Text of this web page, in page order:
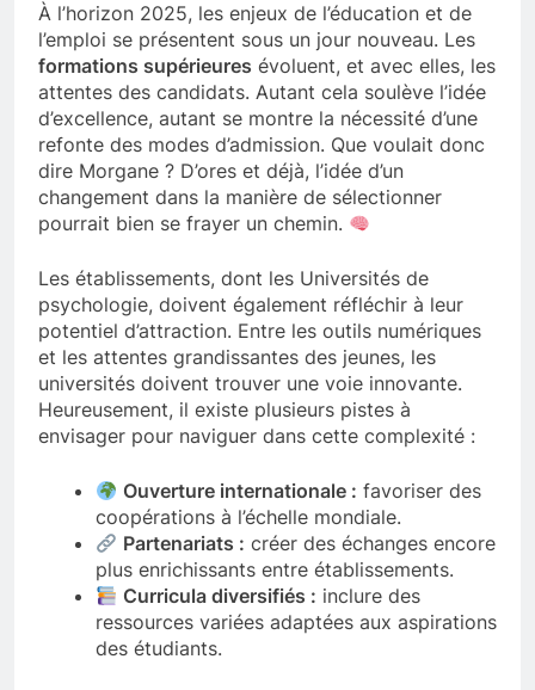
À l’horizon 2025, les enjeux de l’éducation et de
l’emploi se présentent sous un jour nouveau. Les
formations supérieures évoluent, et avec elles, les
attentes des candidats. Autant cela soulève l’idée
d’excellence, autant se montre la nécessité d’une
refonte des modes d’admission. Que voulait donc
dire Morgane ? D’ores et déjà, l’idée d’un
changement dans la manière de sélectionner
pourrait bien se frayer un chemin.
Les établissements, dont les Universités de
psychologie, doivent également réfléchir à leur
potentiel d’attraction. Entre les outils numériques
et les attentes grandissantes des jeunes, les
universités doivent trouver une voie innovante.
Heureusement, il existe plusieurs pistes à
envisager pour naviguer dans cette complexité :
Ouverture internationale : favoriser des
coopérations à l’échelle mondiale.
Partenariats : créer des échanges encore
plus enrichissants entre établissements.
Curricula diversifiés : inclure des
ressources variées adaptées aux aspirations
des étudiants.